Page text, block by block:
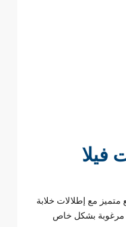
فيلا
متميز مع إطلالات خلابة
مرغوبة بشكل خاص